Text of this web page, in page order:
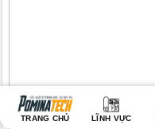
TRANG CHỦ LĨNH VỰC